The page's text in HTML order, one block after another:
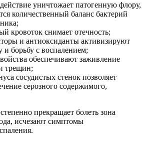
уничтожает патогенную флору,
количественный баланс бактерий
кровоток снимает отечность;
и антиоксиданты активизируют
борьбу с воспалением;
обеспечивают заживление
трещин;
сосудистых стенок позволяет
серозного содержимого,
прекращает болеть зона
исчезают симптомы